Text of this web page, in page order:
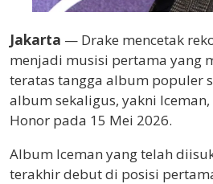
Jakarta — Drake mencetak
menjadi musisi pertama yang
teratas tangga album populer
album sekaligus, yakni
Honor pada 15 Mei 2026.
Album Iceman yang telah
terakhir debut di posisi